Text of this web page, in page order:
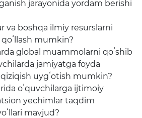
jarayonida yordam berishi
va boshqa ilmiy resurslarni
mumkin?
global muammolarni qoʻshib
jamiyatga foyda
uygʻotish mumkin?
oʻquvchilarga ijtimoiy
yechimlar taqdim
mavjud?